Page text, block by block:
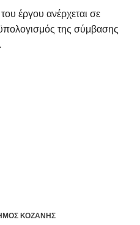
έργου ανέρχεται σε
της σύμβασης
ΚΟΖΆΝΗΣ